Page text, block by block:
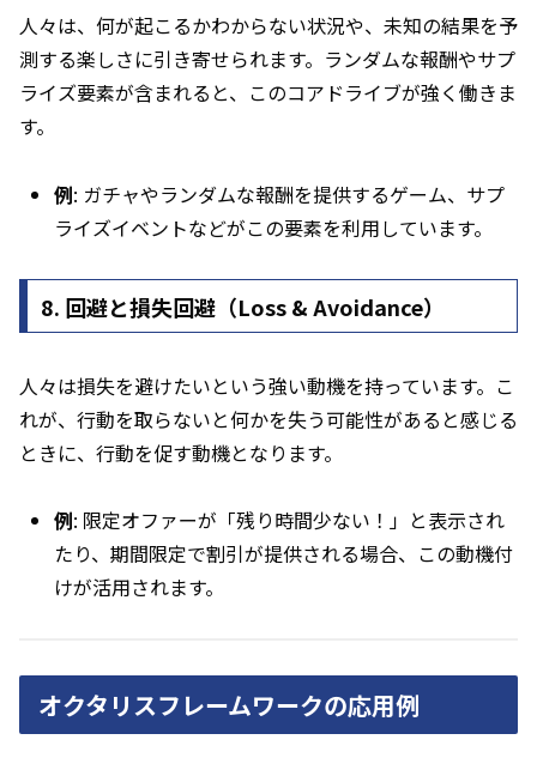
人々は、何が起こるかわからない状況や、未知の結果を予
測する楽しさに引き寄せられます。ランダムな報酬やサプ
ライズ要素が含まれると、このコアドライブが強く働きま
す。
例: ガチャやランダムな報酬を提供するゲーム、サプ
ライズイベントなどがこの要素を利用しています。
8. 回避と損失回避（Loss & Avoidance）
人々は損失を避けたいという強い動機を持っています。こ
れが、行動を取らないと何かを失う可能性があると感じる
ときに、行動を促す動機となります。
例: 限定オファーが「残り時間少ない！」と表示され
たり、期間限定で割引が提供される場合、この動機付
けが活用されます。
オクタリスフレームワークの応用例